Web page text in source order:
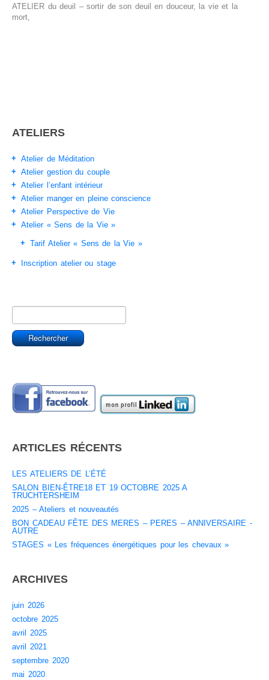
ATELIER du deuil – sortir de son deuil en douceur, la vie et la
mort,
ATELIERS
Atelier de Méditation
Atelier gestion du couple
Atelier l’enfant intérieur
Atelier manger en pleine conscience
Atelier Perspective de Vie
Atelier « Sens de la Vie »
Tarif Atelier « Sens de la Vie »
Inscription atelier ou stage
ARTICLES RÉCENTS
LES ATELIERS DE L’ÉTÉ
SALON BIEN-ÊTRE18 ET 19 OCTOBRE 2025 A
TRUCHTERSHEIM
2025 – Ateliers et nouveautés
BON CADEAU FÊTE DES MERES – PERES – ANNIVERSAIRE -
AUTRE
STAGES « Les fréquences énergétiques pour les chevaux »
ARCHIVES
juin 2026
octobre 2025
avril 2025
avril 2021
septembre 2020
mai 2020